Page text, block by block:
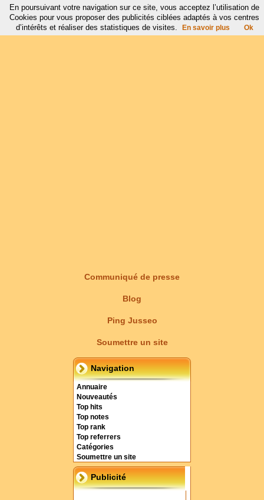
Communiqué de presse
Blog
Ping Jusseo
Soumettre un site
Navigation
Annuaire
Nouveautés
Top hits
Top notes
Top rank
Top referrers
Catégories
Soumettre un site
Publicité
En poursuivant votre navigation sur ce site, vous acceptez l’utilisation de
Cookies pour vous proposer des publicités ciblées adaptés à vos centres
d’intérêts et réaliser des statistiques de visites.
En savoir plus Ok